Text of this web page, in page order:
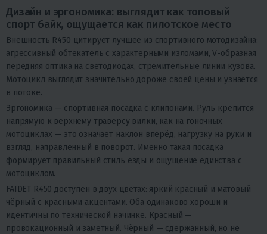
Дизайн и эргономика: выглядит как топовый
спорт байк, ощущается как пилотское место
Внешность R450 цитирует лучшее из спортивного мотодизайна:
агрессивный обтекатель с характерными изломами, V-образная
передняя оптика на светодиодах, стремительные линии кузова.
Мотоцикл выглядит значительно дороже своей цены и узнаётся
в потоке.
Эргономика — спортивная посадка с клипонами. Руль крепится
напрямую к верхнему траверсу вилки, как на гоночных
мотоциклах — это означает наклон вперёд, нагрузку на руки и
взгляд, направленный в поворот. Именно такая посадка
формирует правильный стиль езды и ощущение единства с
мотоциклом.
FAIDET R450 доступен в двух цветах: яркий красный и матовый
чёрный с красными акцентами. Оба одинаково хороши и
идентичны по технической начинке. Красный —
провокационный и заметный. Чёрный — сдержанный, но не